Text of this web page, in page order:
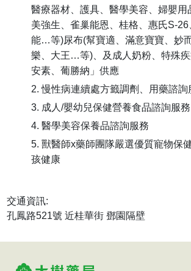
醫療器材、護具、醫學美容、婦嬰用
美強生、雀巢能恩、桂格、惠氏S-
能…等)尿布(幫寶適、滿意寶寶、妙
樂、大王…等)、及成人奶粉、特殊
安素、葡勝納」供應
慢性病連續處方籤調劑、用藥諮詢
成人/嬰幼兒保健營養食品諮詢服務
醫學美容保養品諮詢服務
獸醫師x藥師團隊嚴選優質寵物保
孩健康
交通資訊:
孔鳳路521號 近桂華街 鄧園隔壁